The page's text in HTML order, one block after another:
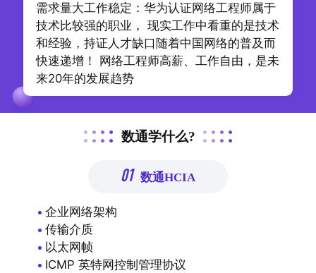
需求量大工作稳定：华为认证网络工程师属于
技术比较强的职业， 现实工作中看重的是技术
和经验，持证人才缺口随着中国网络的普及而
快速递增！ 网络工程师高薪、工作自由，是未
来20年的发展趋势
数通学什么?
01 数通HCIA
企业网络架构
传输介质
以太网帧
ICMP 英特网控制管理协议